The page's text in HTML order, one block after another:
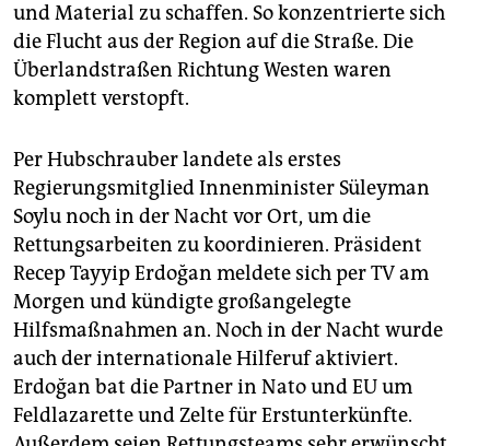
und Material zu schaffen. So konzentrierte sich
die Flucht aus der Region auf die Straße. Die
Überlandstraßen Richtung Westen waren
komplett verstopft.
Per Hubschrauber landete als erstes
Regierungsmitglied Innenminister Süleyman
Soylu noch in der Nacht vor Ort, um die
Rettungsarbeiten zu koordinieren. Präsident
Recep Tayyip Erdoğan meldete sich per TV am
Morgen und kündigte großangelegte
Hilfsmaßnahmen an. Noch in der Nacht wurde
auch der internationale Hilferuf aktiviert.
Erdoğan bat die Partner in Nato und EU um
Feldlazarette und Zelte für Erstunterkünfte.